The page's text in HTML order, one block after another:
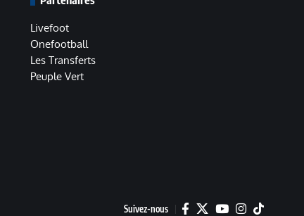
Livefoot
Onefootball
Les Transferts
Peuple Vert
Suivez-nous